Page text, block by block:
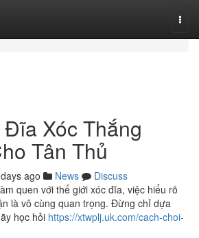
Xóc Thắng
Tân Thủ
ago News
Discuss
quen với thế giới xóc đĩa, việc hiểu rõ
là vô cùng quan trọng. Đừng chỉ dựa
học hỏi https://xtwplj.uk.com/cach-choi-